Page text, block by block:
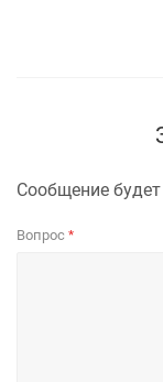
Сообщение
Вопрос *